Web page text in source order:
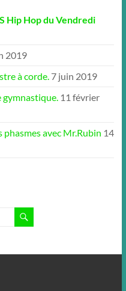
Hip Hop du Vendredi
2019
à corde. 7 juin 2019
11 février
phasmes avec Mr.Rubin 14